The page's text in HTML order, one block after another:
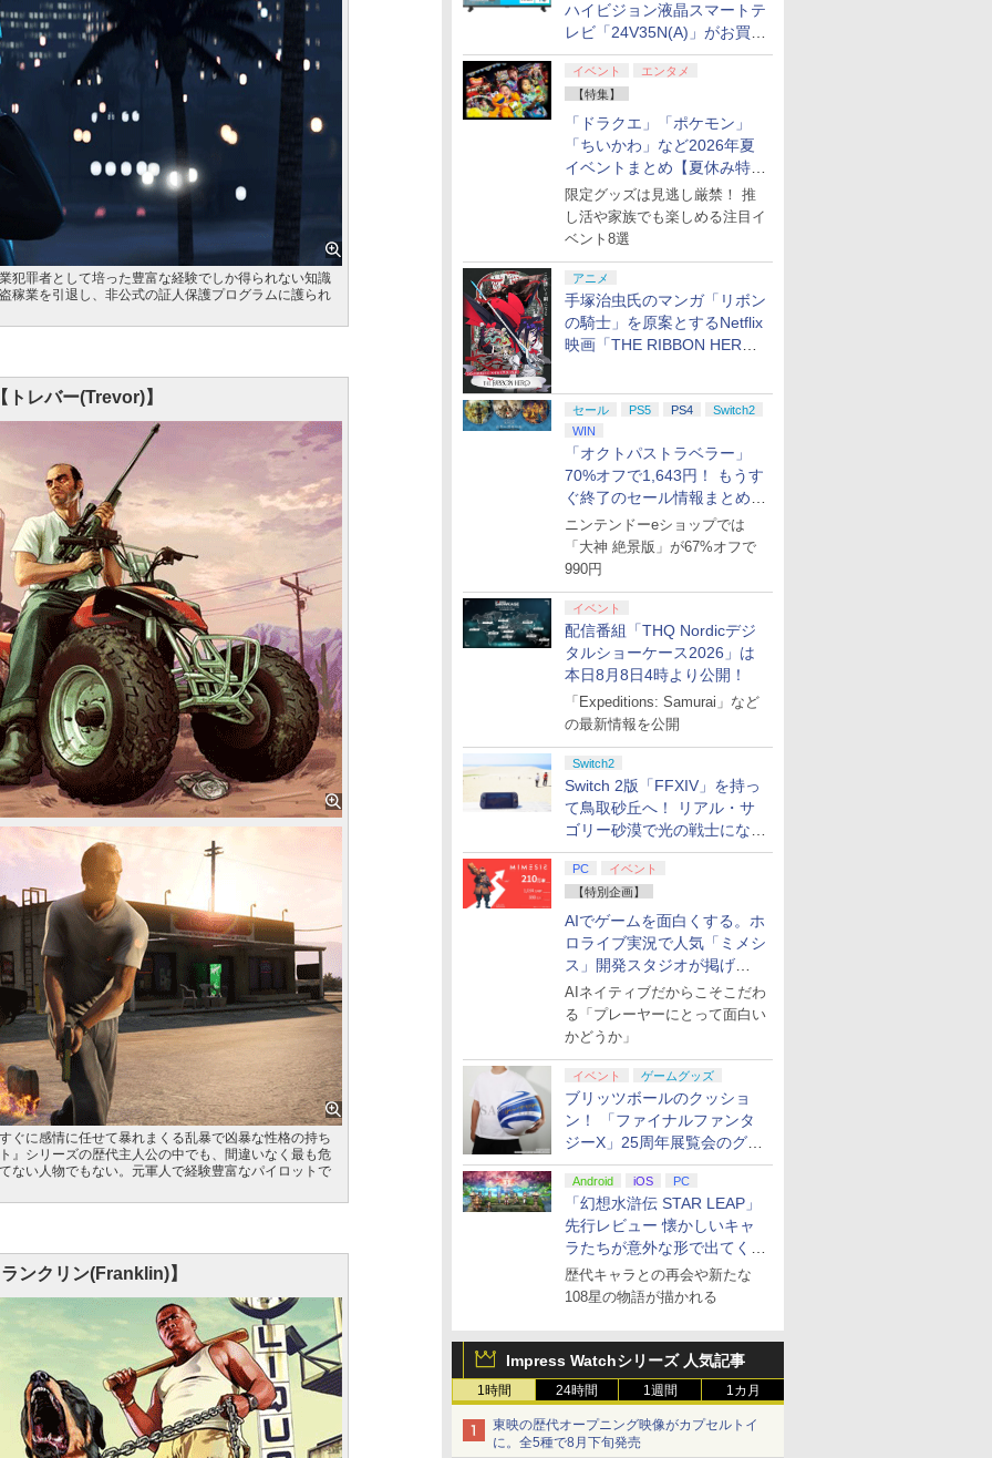
ハイビジョン液晶スマートテ
レビ「24V35N(A)」がお買い
得！
イベント
エンタメ
【特集】
「ドラクエ」「ポケモン」
「ちいかわ」など2026年夏
イベントまとめ【夏休み特
集】
限定グッズは見逃し厳禁！ 推
し活や家族でも楽しめる注目イ
ベント8選
アニメ
手塚治虫氏のマンガ「リボン
の騎士」を原案とするNetflix
映画「THE RIBBON HERO
セール PS5 PS4
Switch2
WIN
「オクトパストラベラー」
70%オフで1,643円！ もうす
ぐ終了のセール情報まとめ
【8月8日更新】
ニンテンドーeショップでは
「大神 絶景版」が67%オフで
990円
イベント
配信番組「THQ Nordicデジ
タルショーケース2026」は
本日8月8日4時より公開！
「Expeditions: Samurai」など
の最新情報を公開
Switch2
Switch 2版「FFXIV」を持っ
て鳥取砂丘へ！ リアル・サ
ゴリー砂漠で光の戦士になっ
てみた
PC
イベント
【特別企画】
AIでゲームを面白くする。ホ
ロライブ実況で人気「ミメシ
ス」開発スタジオが掲げ
る“AI活用の信念”とは？【講
演レポート】
AIネイティブだからこそこだわ
る「プレーヤーにとって面白い
かどうか」
イベント ゲームグッズ
ブリッツボールのクッショ
ン！ 「ファイナルファンタ
ジーX」25周年展覧会のグッ
ズ情報が公開
Android iOS PC
「幻想水滸伝 STAR LEAP」
先行レビュー 懐かしいキャ
ラたちが意外な形で出てくる
シリーズ完全新作！
歴代キャラとの再会や新たな
108星の物語が描かれる
Impress Watchシリーズ 人気記事
1時間 24時間 1週間 1カ月
東映の歴代オープニング映像がカプセルトイ
に。全5種で8月下旬発売
犯罪者として培った豊富な経験でしか得られない知識
稼業を引退し、非公式の証人保護プログラムに護られ
トレバー(Trevor)】
ぐに感情に任せて暴れまくる乱暴で凶暴な性格の持ち
』シリーズの歴代主人公の中でも、間違いなく最も危
ない人物でもない。元軍人で経験豊富なパイロットで
ンクリン(Franklin)】